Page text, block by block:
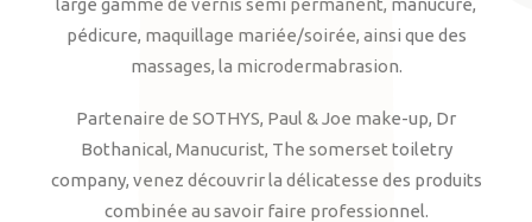
large gamme de vernis semi permanent, manucure,
pédicure, maquillage mariée/soirée, ainsi que des
massages, la microdermabrasion.
Partenaire de SOTHYS, Paul & Joe make-up, Dr
Bothanical, Manucurist, The somerset toiletry
company, venez découvrir la délicatesse des produits
combinée au savoir faire professionnel.